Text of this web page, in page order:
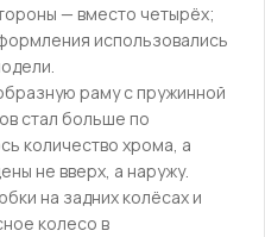
— вместо четырёх;
использовались
раму с пружинной
стал больше по
количество хрома, а
не вверх, а наружу.
на задних колёсах и
колесо в